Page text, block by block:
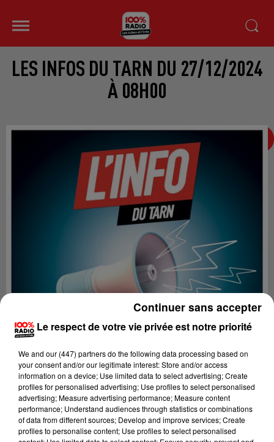
LES INFOS DU TARN DU 27/12/2024
À 08H00
Le respect de votre vie privée est notre priorité
We and our (447) partnersdo the following data processing based on
your consent and/or our legitimate interest: Store and/or access
information on a device; Use limited data to select advertising; Create
profiles for personalised advertising; Use profiles to select personalised
advertising; Measure advertising performance; Measure content
performance; Understand audiences through statistics or combinations
of data from different sources; Develop and improve services; Create
profiles to personalise content; Use profiles to select personalised
Continuer sans accepter